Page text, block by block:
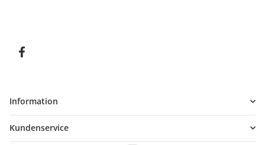
Information
Kundenservice